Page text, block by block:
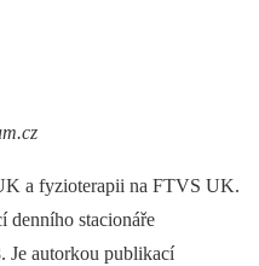
a fyzioterapii na FTVS UK.
denního stacionáře
Je autorkou publikací